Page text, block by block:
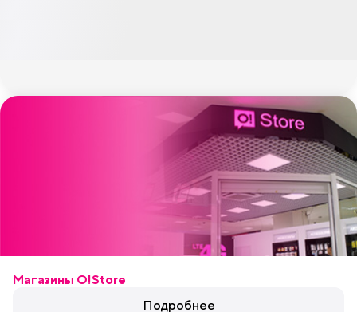
Магазины O!Store
Подробнее